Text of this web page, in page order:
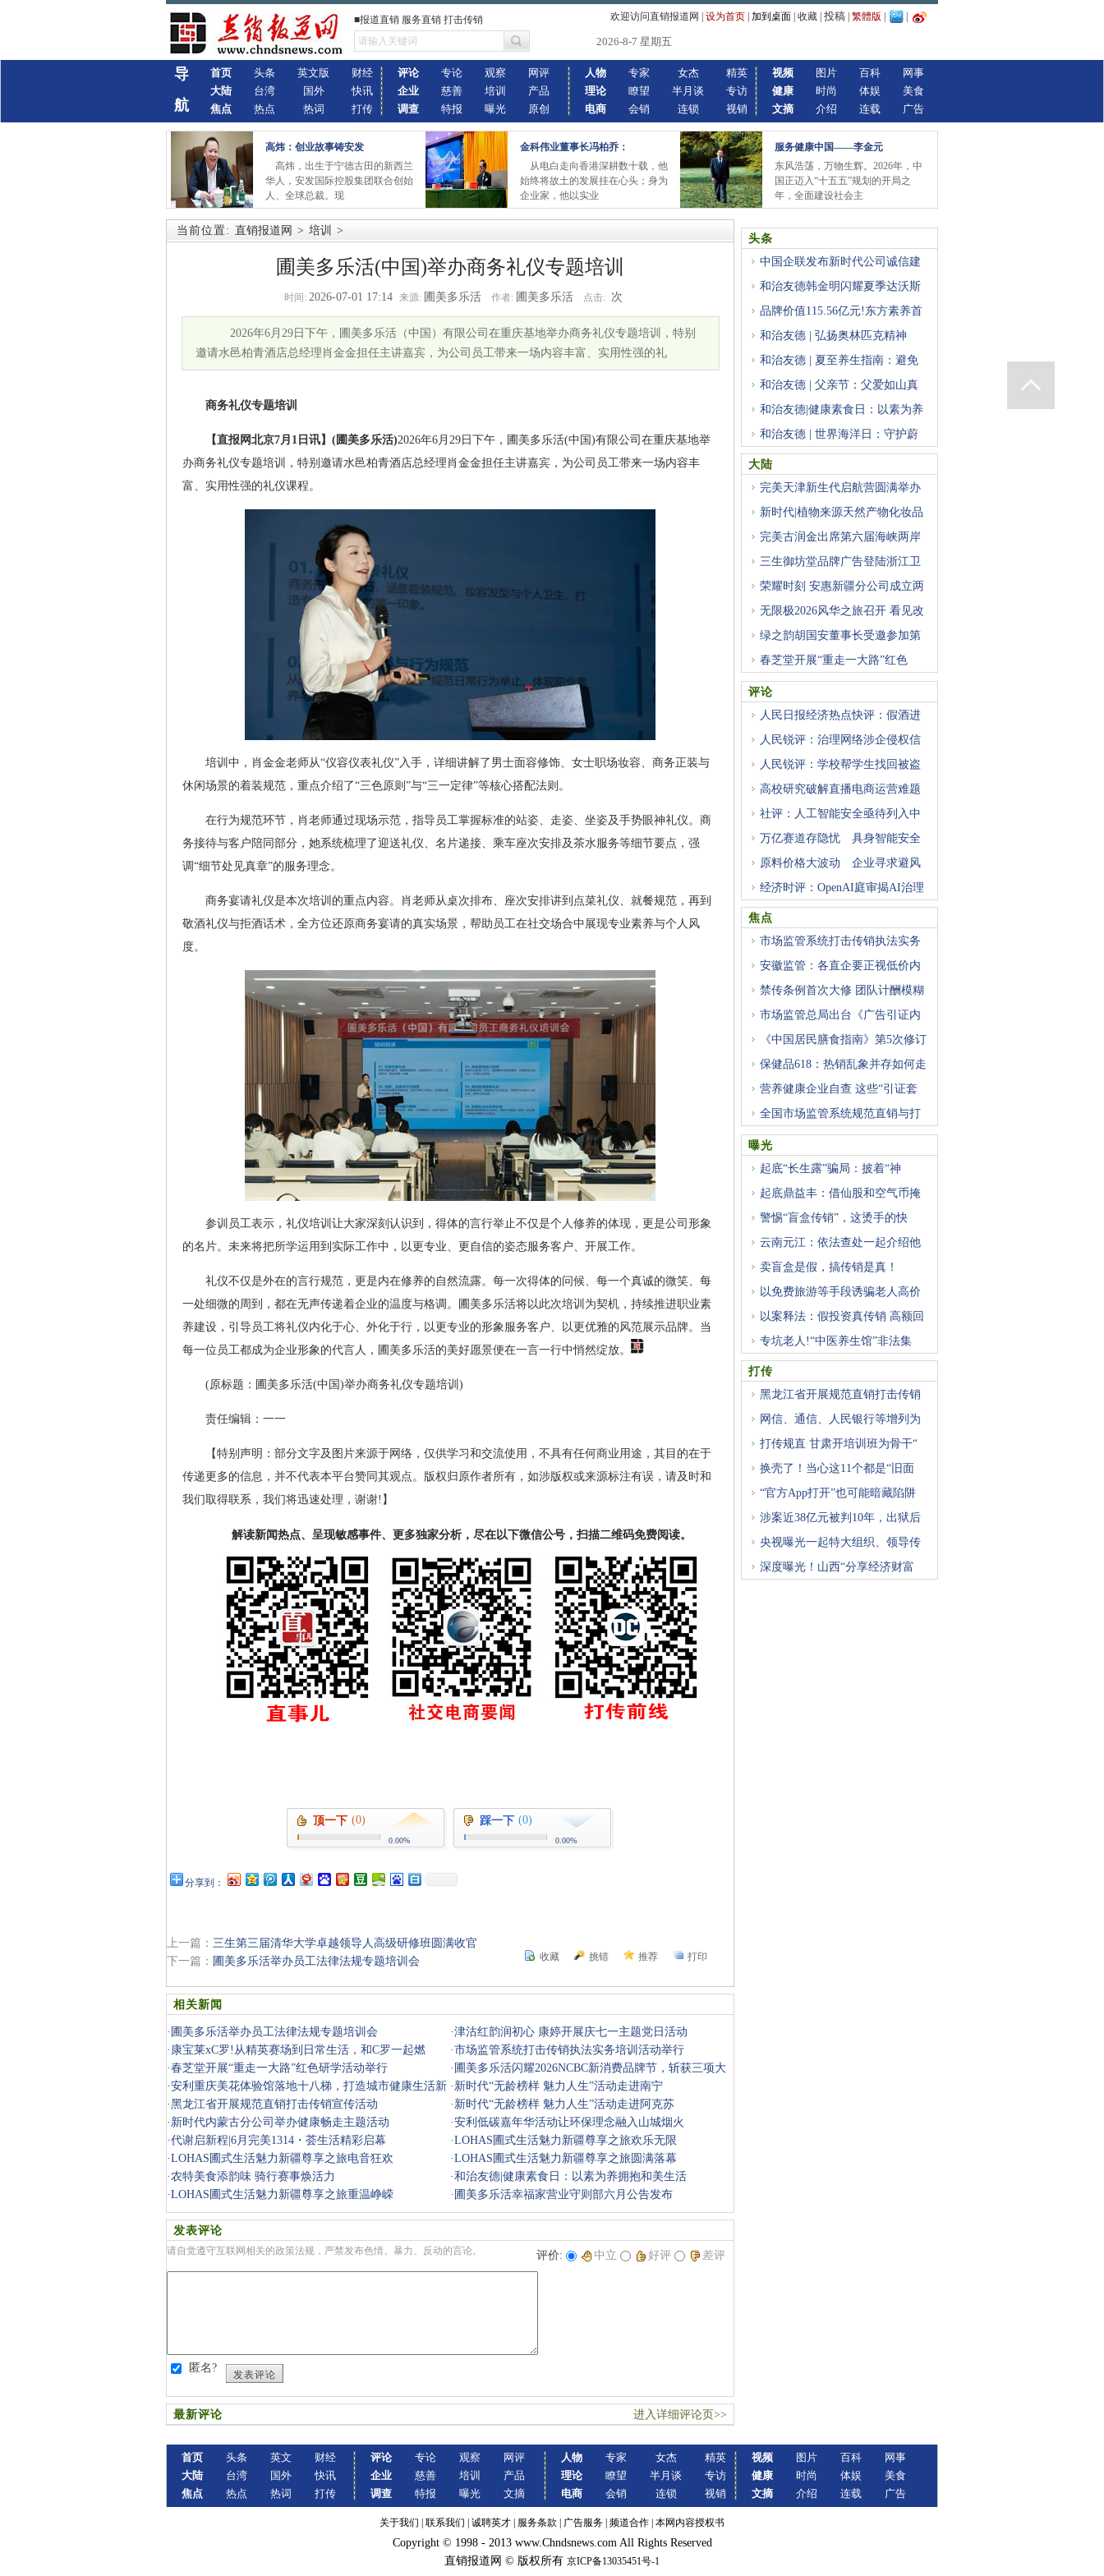
■报道直销 服务直销 打击传销 欢迎访问直销报道网 设为首页 加到桌面 收藏 投稿 繁體版
2026-8-7 星期五
导
航
首页
大陆
焦点
头条
台湾
热点
英文版
国外
热词
财经
快讯
打传
评论
企业
调查
专论
慈善
特报
观察
培训
曝光
网评
产品
原创
人物
理论
电商
专家
瞭望
会销
女杰
半月谈
连锁
精英
专访
视销
视频
健康
文摘
图片
时尚
介绍
百科
体娱
连载
网事
美食
广告
高炜：创业故事铸安发
高炜，出生于宁德古田的新西兰
华人，安发国际控股集团联合创始
人、全球总裁。现
金科伟业董事长冯柏乔：
从电白走向香港深耕数十载，他
始终将故土的发展挂在心头；身为
企业家，他以实业
服务健康中国——李金元
东风浩荡，万物生辉。2026年，中
国正迈入“十五五”规划的开局之
年，全面建设社会主
当前位置: 直销报道网 > 培训 >
圃美多乐活(中国)举办商务礼仪专题培训
时间: 2026-07-01 17:14 来源: 圃美多乐活 作者: 圃美多乐活 点击: 次
2026年6月29日下午，圃美多乐活（中国）有限公司在重庆基地举办商务礼仪专题培训，特别
邀请水邑柏青酒店总经理肖金金担任主讲嘉宾，为公司员工带来一场内容丰富、实用性强的礼
商务礼仪专题培训
【直报网北京7月1日讯】(圃美多乐活)2026年6月29日下午，圃美多乐活(中国)有限公司在重庆基地举
办商务礼仪专题培训，特别邀请水邑柏青酒店总经理肖金金担任主讲嘉宾，为公司员工带来一场内容丰
富、实用性强的礼仪课程。
培训中，肖金金老师从“仪容仪表礼仪”入手，详细讲解了男士面容修饰、女士职场妆容、商务正装与
休闲场景的着装规范，重点介绍了“三色原则”与“三一定律”等核心搭配法则。
在行为规范环节，肖老师通过现场示范，指导员工掌握标准的站姿、走姿、坐姿及手势眼神礼仪。商
务接待与客户陪同部分，她系统梳理了迎送礼仪、名片递接、乘车座次安排及茶水服务等细节要点，强
调“细节处见真章”的服务理念。
商务宴请礼仪是本次培训的重点内容。肖老师从桌次排布、座次安排讲到点菜礼仪、就餐规范，再到
敬酒礼仪与拒酒话术，全方位还原商务宴请的真实场景，帮助员工在社交场合中展现专业素养与个人风
度。
参训员工表示，礼仪培训让大家深刻认识到，得体的言行举止不仅是个人修养的体现，更是公司形象
的名片。未来将把所学运用到实际工作中，以更专业、更自信的姿态服务客户、开展工作。
礼仪不仅是外在的言行规范，更是内在修养的自然流露。每一次得体的问候、每一个真诚的微笑、每
一处细微的周到，都在无声传递着企业的温度与格调。圃美多乐活将以此次培训为契机，持续推进职业素
养建设，引导员工将礼仪内化于心、外化于行，以更专业的形象服务客户、以更优雅的风范展示品牌。当
每一位员工都成为企业形象的代言人，圃美多乐活的美好愿景便在一言一行中悄然绽放。
(原标题：圃美多乐活(中国)举办商务礼仪专题培训)
责任编辑：一一
【特别声明：部分文字及图片来源于网络，仅供学习和交流使用，不具有任何商业用途，其目的在于
传递更多的信息，并不代表本平台赞同其观点。版权归原作者所有，如涉版权或来源标注有误，请及时和
我们取得联系，我们将迅速处理，谢谢!】
解读新闻热点、呈现敏感事件、更多独家分析，尽在以下微信公号，扫描二维码免费阅读。
顶一下 (0)
0.00%
踩一下 (0)
0.00%
分享到：
上一篇： 三生第三届清华大学卓越领导人高级研修班圆满收官
下一篇： 圃美多乐活举办员工法律法规专题培训会 收藏 挑错 推荐 打印
相关新闻
· 圃美多乐活举办员工法律法规专题培训会 ·津沽红韵润初心 康婷开展庆七一主题党日活动
· 康宝莱xC罗!从精英赛场到日常生活，和C罗一起燃 ·市场监管系统打击传销执法实务培训活动举行
·春芝堂开展“重走一大路”红色研学活动举行 · 圃美多乐活闪耀2026NCBC新消费品牌节，斩获三项大
奖
·安利重庆美花体验馆落地十八梯，打造城市健康生活新
地标
· 新时代“无龄榜样 魅力人生”活动走进南宁
·黑龙江省开展规范直销打击传销宣传活动 · 新时代“无龄榜样 魅力人生”活动走进阿克苏
· 新时代内蒙古分公司举办健康畅走主题活动 ·安利低碳嘉年华活动让环保理念融入山城烟火
·代谢启新程|6月完美1314・荟生活精彩启幕 ·LOHAS圃式生活魅力新疆尊享之旅欢乐无限
·LOHAS圃式生活魅力新疆尊享之旅电音狂欢 ·LOHAS圃式生活魅力新疆尊享之旅圆满落幕
·农特美食添韵味 骑行赛事焕活力 ·和治友德|健康素食日：以素为养拥抱和美生活
·LOHAS圃式生活魅力新疆尊享之旅重温峥嵘 · 圃美多乐活幸福家营业守则部六月公告发布
发表评论
请自觉遵守互联网相关的政策法规，严禁发布色情、暴力、反动的言论。 评价: 中立 好评 差评
匿名?
发表评论
最新评论 进入详细评论页>>
头条
中国企联发布新时代公司诚信建
和治友德韩金明闪耀夏季达沃斯
品牌价值115.56亿元!东方素养首
和治友德 | 弘扬奥林匹克精神
和治友德 | 夏至养生指南：避免
和治友德 | 父亲节：父爱如山真
和治友德|健康素食日：以素为养
和治友德 | 世界海洋日：守护蔚
大陆
完美天津新生代启航营圆满举办
新时代|植物来源天然产物化妆品
完美古润金出席第六届海峡两岸
三生御坊堂品牌广告登陆浙江卫
荣耀时刻 安惠新疆分公司成立两
无限极2026风华之旅召开 看见改
绿之韵胡国安董事长受邀参加第
春芝堂开展“重走一大路”红色
评论
人民日报经济热点快评：假酒进
人民锐评：治理网络涉企侵权信
人民锐评：学校帮学生找回被盗
高校研究破解直播电商运营难题
社评：人工智能安全亟待列入中
万亿赛道存隐忧 具身智能安全
原料价格大波动 企业寻求避风
经济时评：OpenAI庭审揭AI治理
困
焦点
市场监管系统打击传销执法实务
安徽监管：各直企要正视低价内
禁传条例首次大修 团队计酬模糊
市场监管总局出台《广告引证内
《中国居民膳食指南》第5次修订
保健品618：热销乱象并存如何走
营养健康企业自查 这些“引证套
全国市场监管系统规范直销与打
曝光
起底“长生露”骗局：披着“神
起底鼎益丰：借仙股和空气币掩
警惕“盲盒传销”，这烫手的快
云南元江：依法查处一起介绍他
卖盲盒是假，搞传销是真！
以免费旅游等手段诱骗老人高价
以案释法：假投资真传销 高额回
专坑老人!“中医养生馆”非法集
打传
黑龙江省开展规范直销打击传销
网信、通信、人民银行等增列为
打传规直 甘肃开培训班为骨干“
换壳了！当心这11个都是“旧面
“官方App打开”也可能暗藏陷阱
涉案近38亿元被判10年，出狱后
央视曝光一起特大组织、领导传
深度曝光！山西“分享经济财富
首页
大陆
焦点
头条
台湾
热点
英文
国外
热词
财经
快讯
打传
评论
企业
调查
专论
慈善
特报
观察
培训
曝光
网评
产品
文摘
人物
理论
电商
专家
瞭望
会销
女杰
半月谈
连锁
精英
专访
视销
视频
健康
文摘
图片
时尚
介绍
百科
体娱
连载
网事
美食
广告
关于我们 联系我们 诚聘英才 服务条款 广告服务 频道合作 本网内容授权书
Copyright © 1998 - 2013 www.Chndsnews.com All Rights Reserved
直销报道网 © 版权所有 京ICP备13035451号-1